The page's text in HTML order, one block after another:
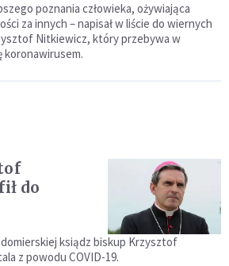
poznania człowieka, ożywiająca
za innych – napisał w liście do wiernych
Nitkiewicz, który przebywa w
koronawirusem.
do
ksiądz biskup Krzysztof
z powodu COVID-19.